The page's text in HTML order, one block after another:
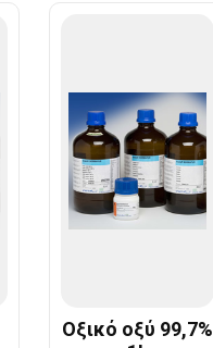
Οξικό οξύ 99,7%